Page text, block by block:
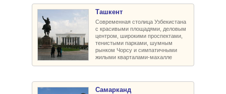
Ташкент
Современная столица Узбекистана
с красивыми площадями, деловым
центром, широкими проспектами,
тенистыми парками, шумным
рынком Чорсу и симпатичными
жилыми кварталами-махалле
Самарканд